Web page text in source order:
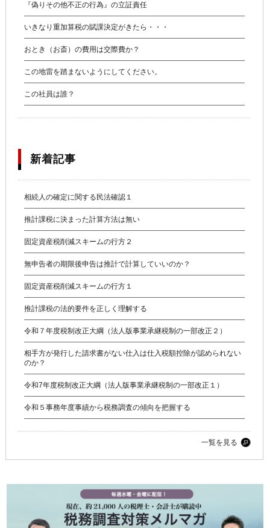
『偽りその他不正の行為』の立証責任
いきなり重加算税の賦課決定がきたら・・・
おとき（お斎）の費用は交際費か？
この地雷を踏まないようにしてください。
この社員は誰？
新着記事
相続人の確定に関する民法確認１
推計課税に決まった計算方法は無い
固定資産税削減スキームの行方２
無申告者の期限後申告は推計で計算していいのか？
固定資産税削減スキームの行方１
推計課税の法的要件を正しく理解する
令和７年度税制改正大綱（法人版事業承継税制の一部改正２）
相手方が発行した請求書がない仕入は仕入税額控除が認められない
のか？
令和7年度税制改正大綱（法人版事業承継税制の一部改正１）
令和５事務年度事績から税務調査の傾向を把握する
一覧を見る